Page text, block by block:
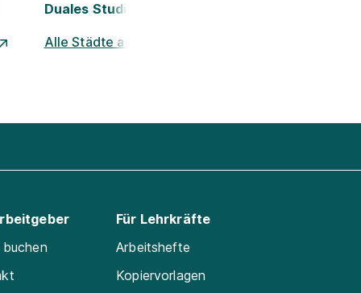
Duales Studium Nürnberg
Alle Städte ansehen
Für Lehrkräfte
Arbeitshefte
Kopiervorlagen